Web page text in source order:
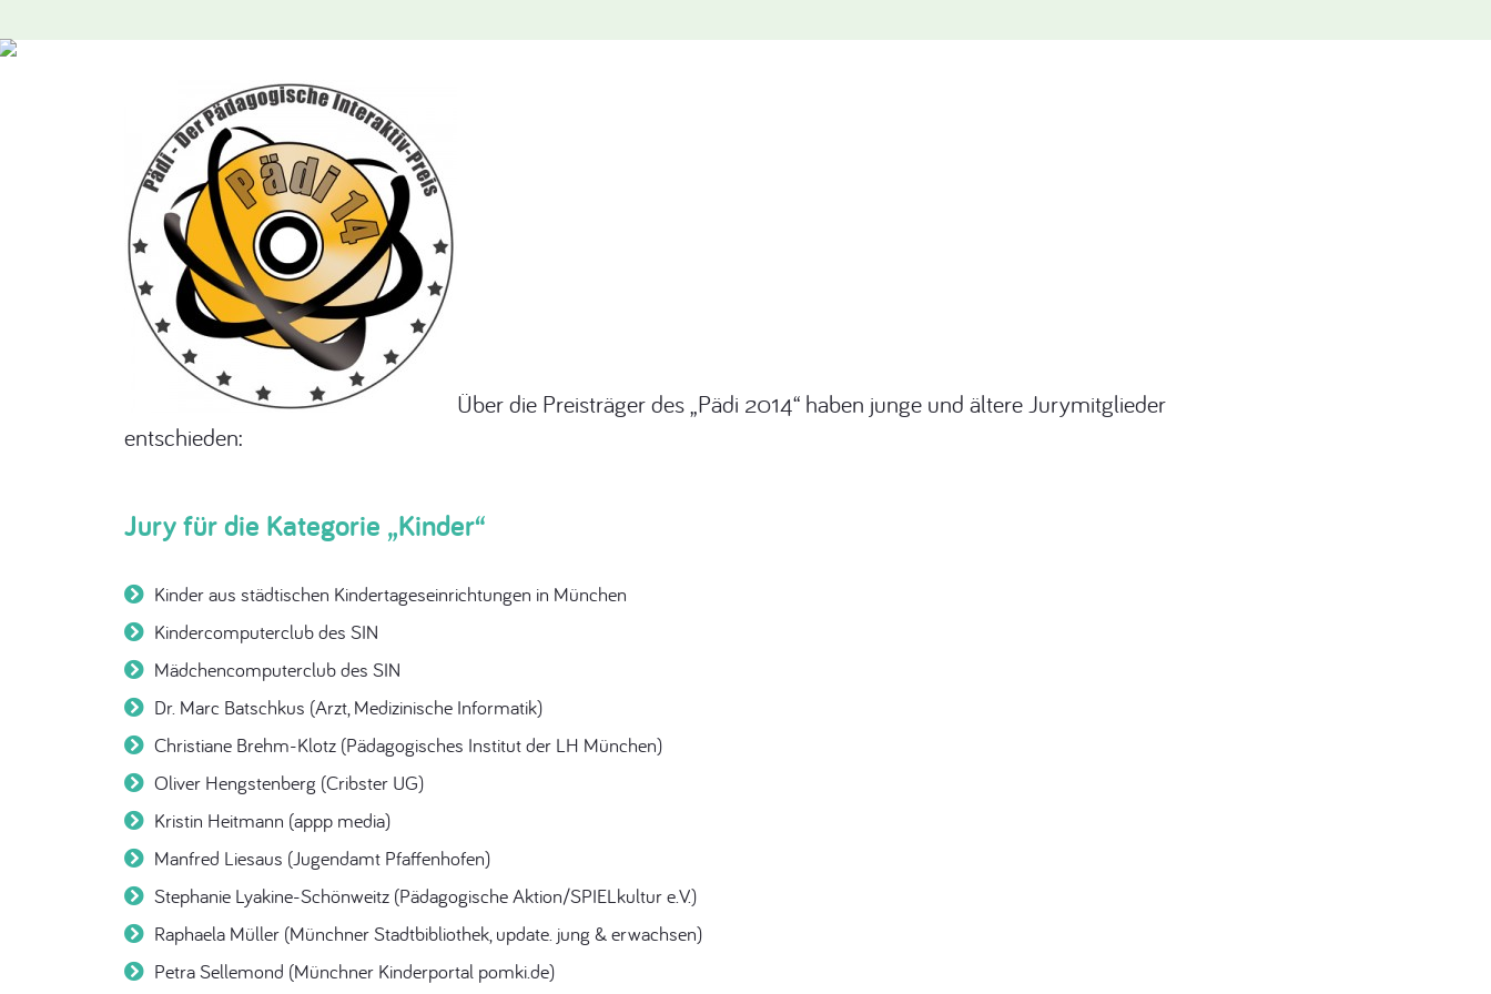
Über die Preisträger des „Pädi 2014“ haben junge und ältere Jurymitglieder
entschieden:
Jury für die Kategorie „Kinder“
Kinder aus städtischen Kindertageseinrichtungen in München
Kindercomputerclub des SIN
Mädchencomputerclub des SIN
Dr. Marc Batschkus (Arzt, Medizinische Informatik)
Christiane Brehm-Klotz (Pädagogisches Institut der LH München)
Oliver Hengstenberg (Cribster UG)
Kristin Heitmann (appp media)
Manfred Liesaus (Jugendamt Pfaffenhofen)
Stephanie Lyakine-Schönweitz (Pädagogische Aktion/SPIELkultur e.V.)
Raphaela Müller (Münchner Stadtbibliothek, update. jung & erwachsen)
Petra Sellemond (Münchner Kinderportal pomki.de)